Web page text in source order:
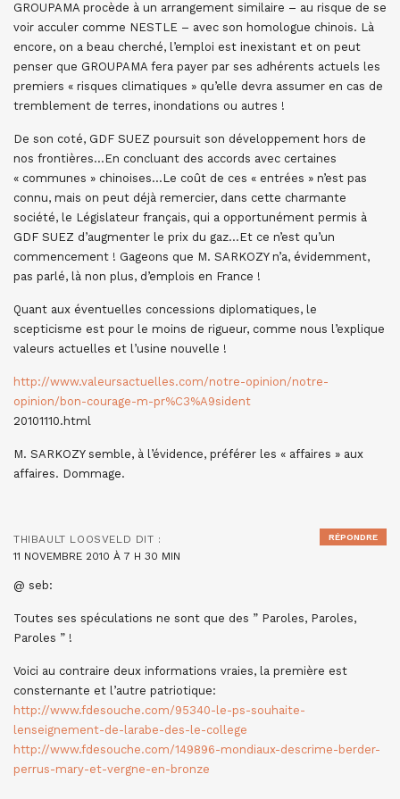
GROUPAMA procède à un arrangement similaire – au risque de se
voir acculer comme NESTLE – avec son homologue chinois. Là
encore, on a beau cherché, l’emploi est inexistant et on peut
penser que GROUPAMA fera payer par ses adhérents actuels les
premiers « risques climatiques » qu’elle devra assumer en cas de
tremblement de terres, inondations ou autres !
De son coté, GDF SUEZ poursuit son développement hors de
nos frontières…En concluant des accords avec certaines
« communes » chinoises…Le coût de ces « entrées » n’est pas
connu, mais on peut déjà remercier, dans cette charmante
société, le Législateur français, qui a opportunément permis à
GDF SUEZ d’augmenter le prix du gaz…Et ce n’est qu’un
commencement ! Gageons que M. SARKOZY n’a, évidemment,
pas parlé, là non plus, d’emplois en France !
Quant aux éventuelles concessions diplomatiques, le
scepticisme est pour le moins de rigueur, comme nous l’explique
valeurs actuelles et l’usine nouvelle !
http://www.valeursactuelles.com/notre-opinion/notre-
opinion/bon-courage-m-pr%C3%A9sident
20101110.html
M. SARKOZY semble, à l’évidence, préférer les « affaires » aux
affaires. Dommage.
THIBAULT LOOSVELD DIT :
11 NOVEMBRE 2010 À 7 H 30 MIN
@ seb:
Toutes ses spéculations ne sont que des ” Paroles, Paroles,
Paroles ” !
Voici au contraire deux informations vraies, la première est
consternante et l’autre patriotique:
http://www.fdesouche.com/95340-le-ps-souhaite-
lenseignement-de-larabe-des-le-college
http://www.fdesouche.com/149896-mondiaux-descrime-berder-
perrus-mary-et-vergne-en-bronze
RÉPONDRE